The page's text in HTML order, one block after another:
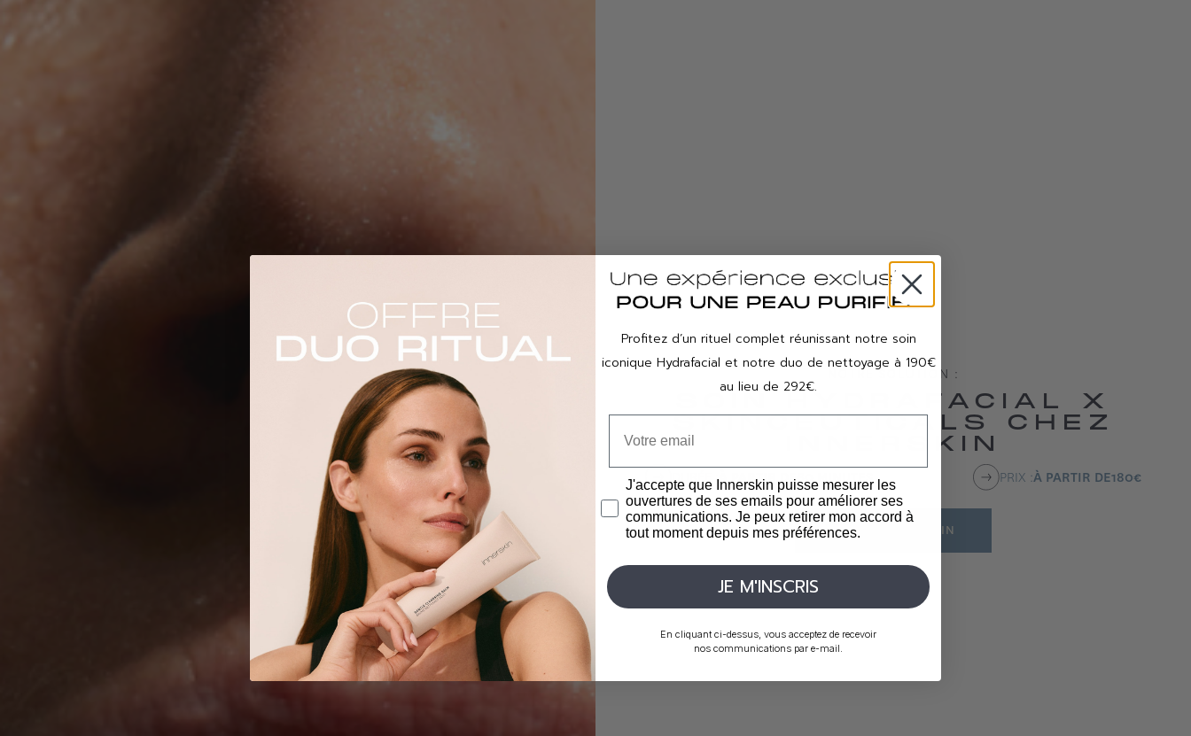
NOTRE SOLUTION :
SOIN HYDRAFACIAL X
SKINCEUTICALS CHEZ
INNERSKIN
DURÉE : À PARTIR DE PRIX :À PARTIR DE180€
RÉSERVER UN SOIN
Profitez d’un rituel complet réunissant notre soin
iconique Hydrafacial et notre duo de nettoyage à 190€
au lieu de 292€.
J'accepte que Innerskin puisse mesurer les
ouvertures de ses emails pour améliorer ses
communications. Je peux retirer mon accord à
tout moment depuis mes préférences.
JE M'INSCRIS
En cliquant ci-dessus, vous acceptez de recevoir
nos communications par e-mail.